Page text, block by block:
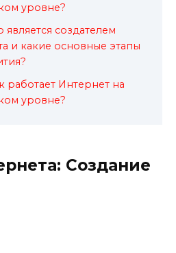
уровне?
является создателем
и какие основные этапы
работает Интернет на
уровне?
Создание